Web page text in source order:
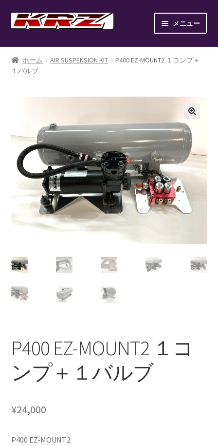
ナ
ビ
ー
シ
ッ
コ
ン
ン
ツ
メニュー
ホーム
AIR SUSPENSION KIT
AIR SUSPENSION SETUP GALLERY
BILLET WHEEL
BRAKE PAD
BRAKE SYSTEM
CANOVER LIST
CANOVER BILLET STRUT “MADE IN JAPAN”
CANOVER RIDE-STRUT AIR SUSPENSION
COIL-OVER STRUT
COIL-OVER+XX TWIN TANK SYSTEM
EZ-AIR パワーユニット SYSTEM
ホーム AIR SUSPENSION KIT
P400 EZ-MOUNT2 １コンプ＋
１バルブ
P400 EZ-MOUNT2 １コ
ンプ＋１バルブ
¥24,000
P400 EZ-MOUNT2